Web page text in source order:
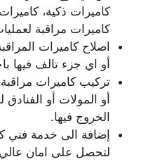
كاميرات ذكية،
كاميرات مراقبة
اصلاح كاميرات
أو اي جزء تالف فيها
تركيب كاميرات
أو المولات أو
الخروج فيها.
إضافة الى خدمة فني
لتحصل على امان